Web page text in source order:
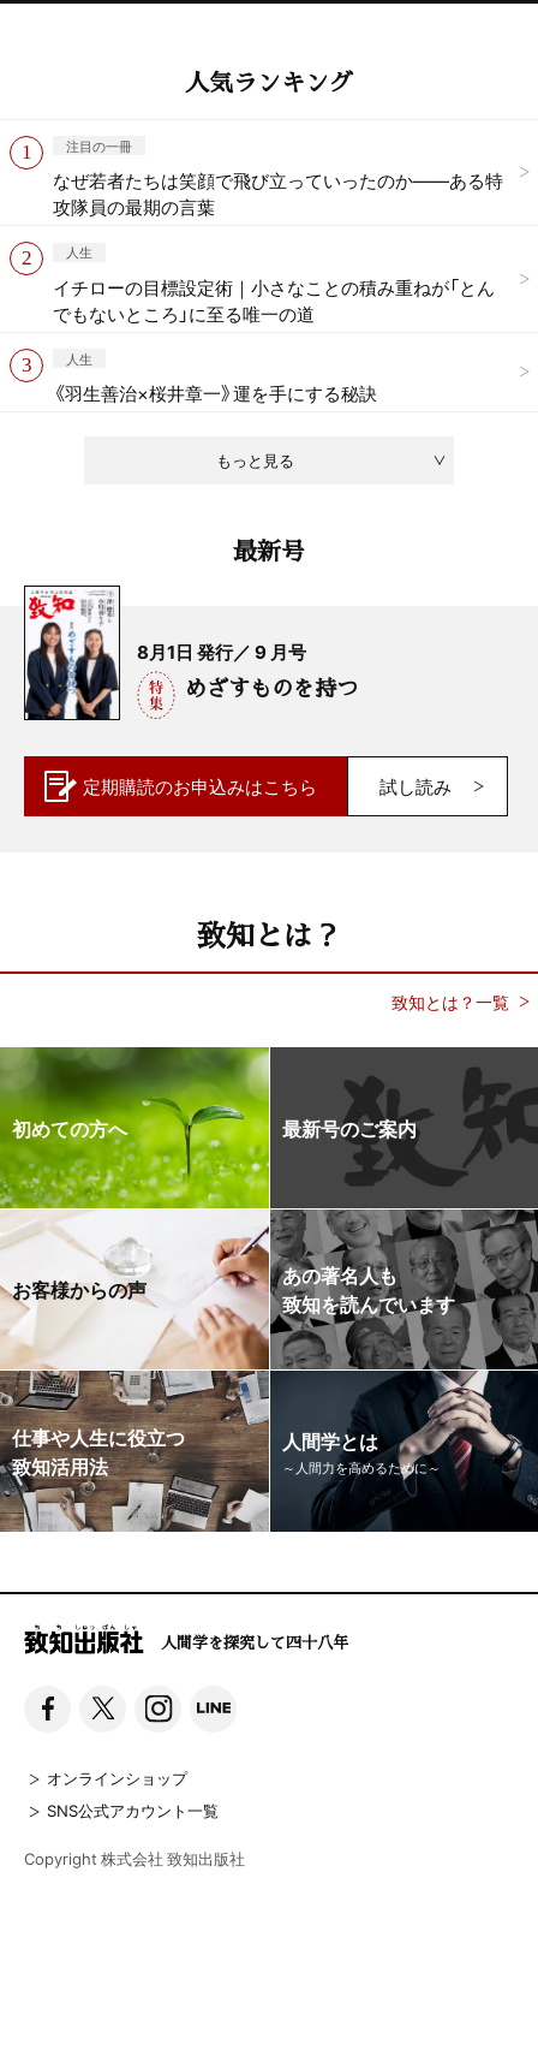
人気ランキング
もっと見る
注目の一冊
なぜ若者たちは笑顔で飛び立っていったのか——ある特
攻隊員の最期の言葉
人生
イチローの目標設定術｜小さなことの積み重ねが「とん
でもないところ」に至る唯一の道
人生
《羽生善治×桜井章一》運を手にする秘訣
最新号
8月1日 発行／ 9 月号
めざすものを持つ
定期購読のお申込みはこちら 試し読み
致知とは？
致知とは？一覧
初めての方へ 最新号のご案内
お客様からの声
あの著名人も
致知を読んでいます
仕事や人生に役立つ
致知活用法
人間学とは
～人間力を高めるために～
人間学を探究して四十八年
オンラインショップ
SNS公式アカウント一覧
Copyright 株式会社 致知出版社